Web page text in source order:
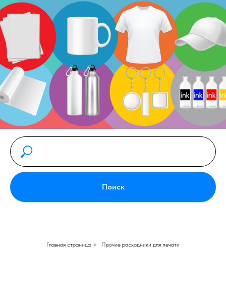
Поиск
Главная страница » Прочие расходники для печати